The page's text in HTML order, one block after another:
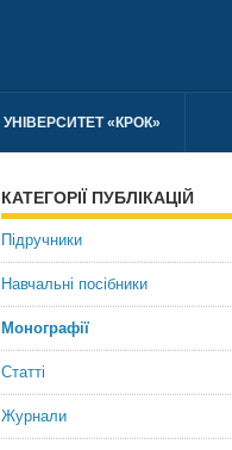
УНІВЕРСИТЕТ «КРОК»
КАТЕГОРІЇ ПУБЛІКАЦІЙ
Підручники
Навчальні посібники
Монографії
Статті
Журнали